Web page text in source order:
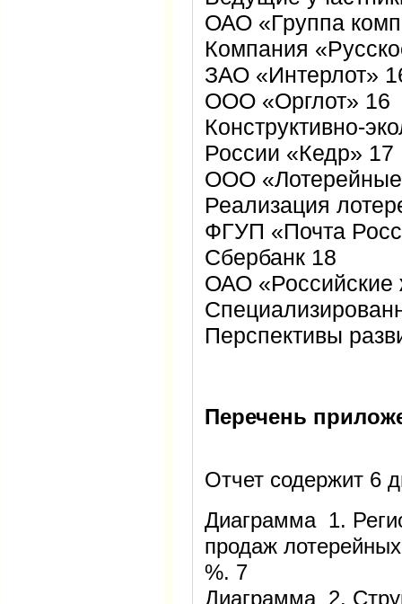
ОАО «Группа
Компания
ЗАО «Интерлот»
ООО «Орглот» 16
Конструктивно-
России «Кедр» 17
ООО
Реализация
ФГУП «Почта
Сбербанк 18
ОАО «Российские
Перспективы
Перечень
Отчет содержит 6
Диаграмма 1.
продаж
%. 7
Диаграмма 2.